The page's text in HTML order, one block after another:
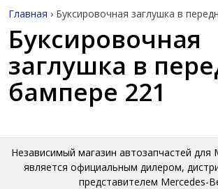
Главная › Буксировочная заглушка в
Буксировочная
заглушка в
бампере 221
Независимый магазин автозапчастей для
является официальным дилером,
представителем Mercedes-